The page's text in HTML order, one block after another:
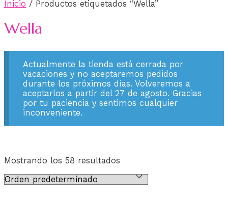
Inicio / Productos etiquetados “Wella”
Wella
Actualmente la tienda está cerrada por
vacaciones y no aceptaremos pedidos
durante los próximos días. Volveremos a
aceptarlos a partir del 27 de agosto. Gracias
por tu paciencia y sentimos cualquier
inconveniente.
Mostrando los 58 resultados